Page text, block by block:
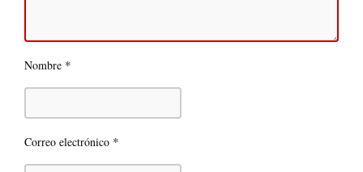
Nombre *
Correo electrónico *